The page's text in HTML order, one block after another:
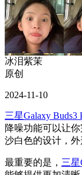
冰泪紫茉
原创
2024-11-10
三星Galaxy Buds3
降噪功能可以让
沙白色的设计，外
最重要的是， 三星